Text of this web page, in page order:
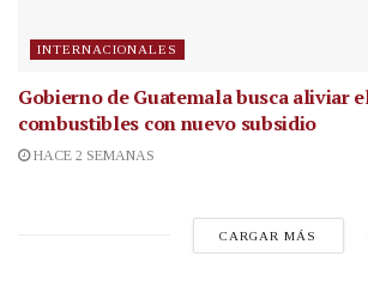
INTERNACIONALES
Gobierno de Guatemala busca aliviar
combustibles con nuevo subsidio
HACE 2 SEMANAS
CARGAR MÁS